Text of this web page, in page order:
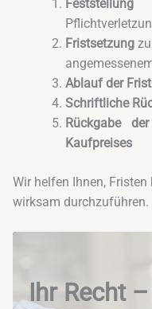
Fristsetzung
Ablauf der
Schriftliche
Rückgabe
Kaufpreises
Wir helfen Ihnen,
wirksam durchzuführen.
Ihr Recht